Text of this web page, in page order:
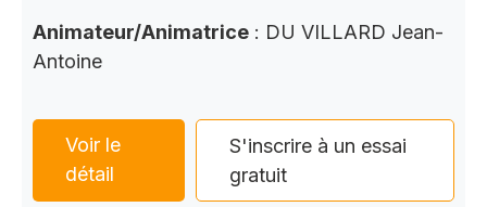
Animateur/Animatrice : DU VILLARD Jean-
Antoine
Voir le
détail
S'inscrire à un essai
gratuit